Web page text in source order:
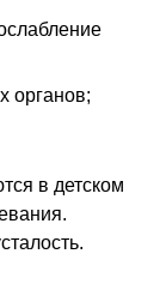
органов;
в детском